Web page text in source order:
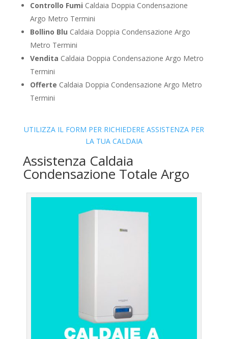
Controllo Fumi Caldaia Doppia Condensazione
Argo Metro Termini
Bollino Blu Caldaia Doppia Condensazione Argo
Metro Termini
Vendita Caldaia Doppia Condensazione Argo Metro
Termini
Offerte Caldaia Doppia Condensazione Argo Metro
Termini
UTILIZZA IL FORM PER RICHIEDERE ASSISTENZA PER
LA TUA CALDAIA
Assistenza Caldaia
Condensazione Totale Argo